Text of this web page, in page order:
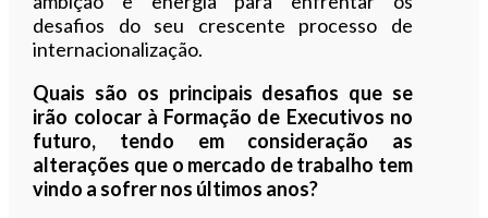
desafios do seu crescente processo de
internacionalização.
Quais são os principais desafios que se
irão colocar à Formação de Executivos no
futuro, tendo em consideração as
alterações que o mercado de trabalho tem
vindo a sofrer nos últimos anos?